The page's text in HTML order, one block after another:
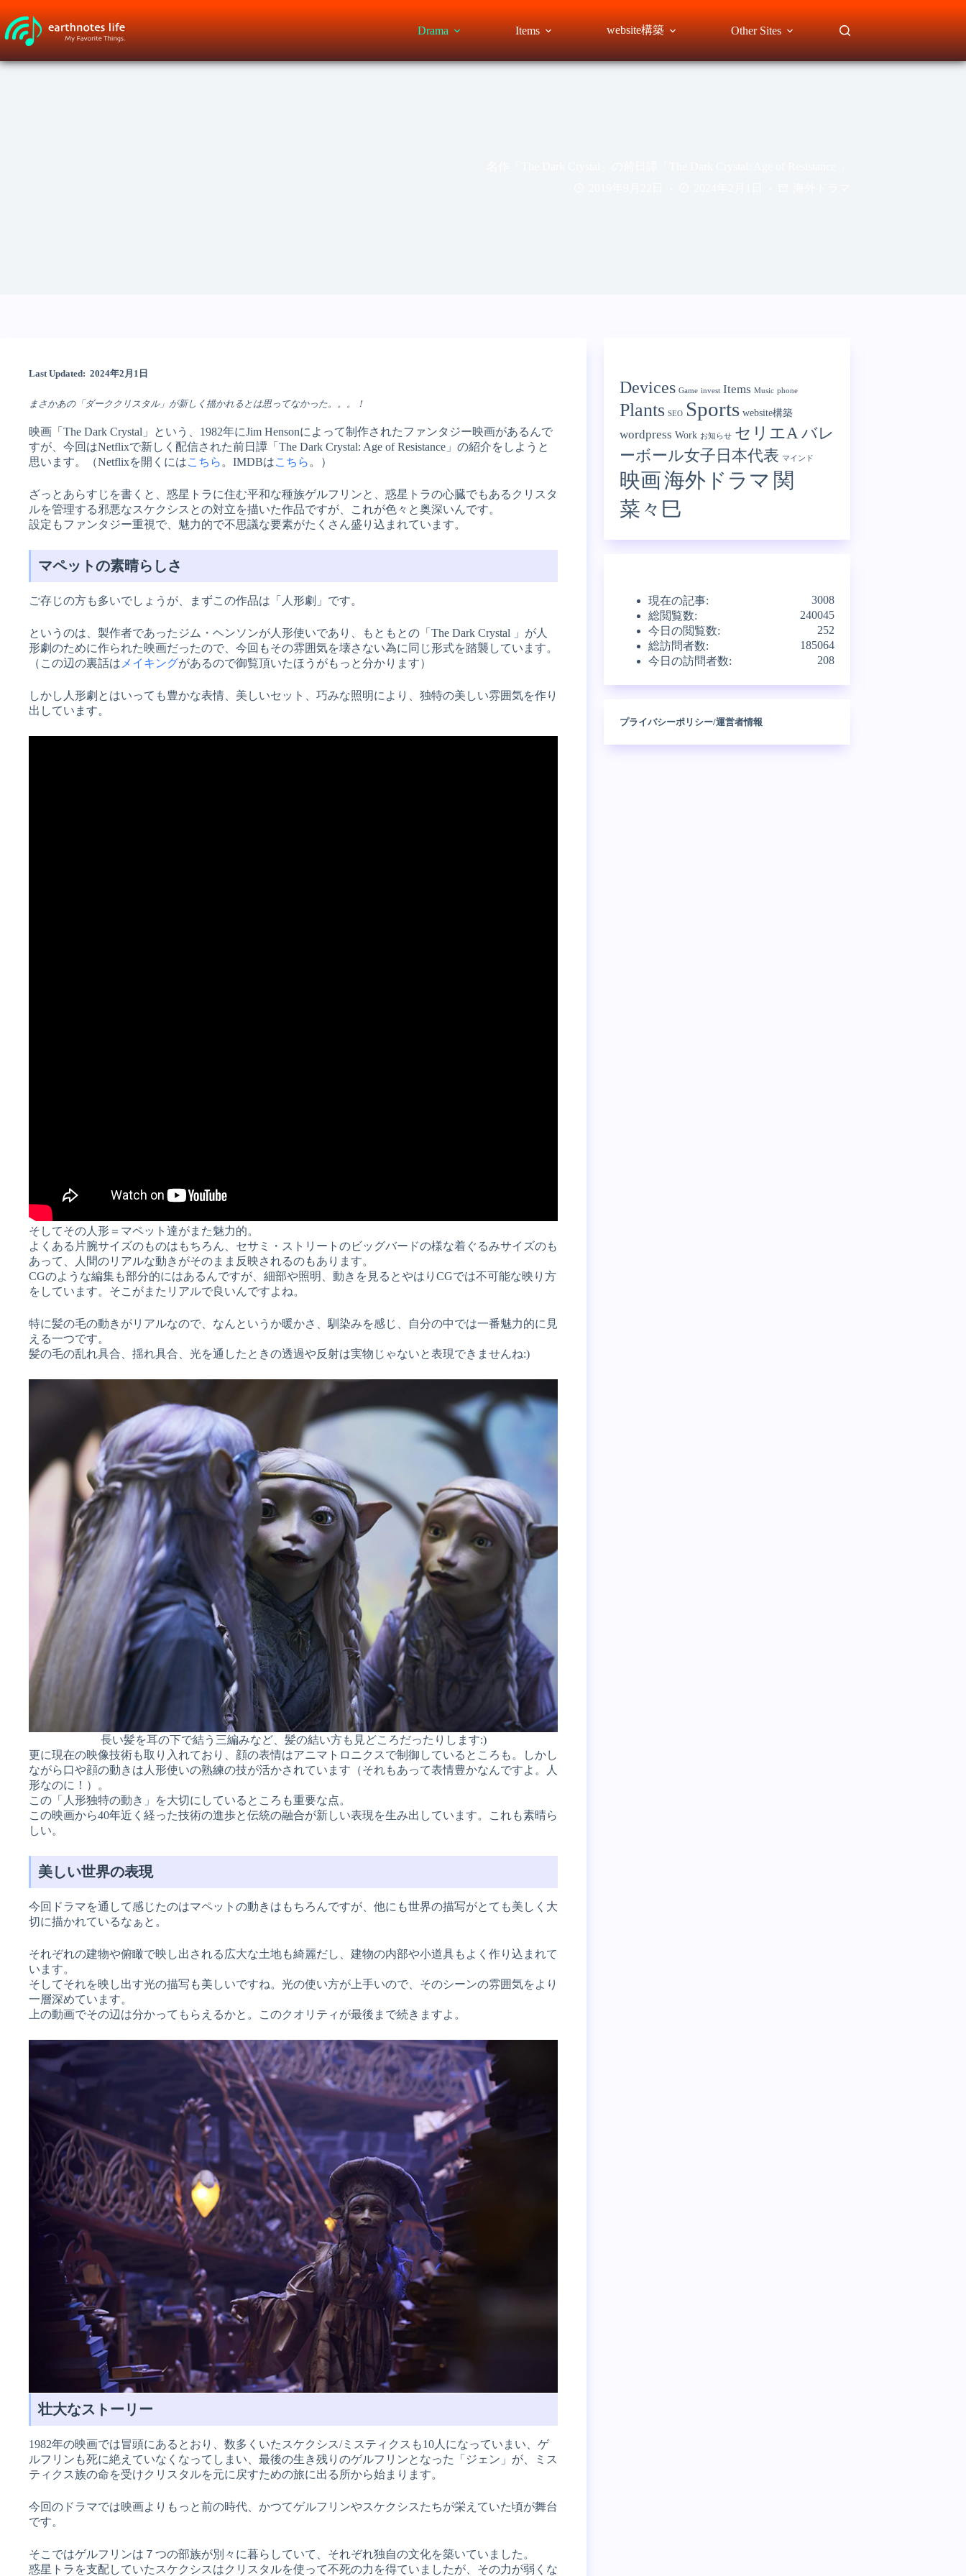
ン
テ
ツ
Drama Items website構築 Other Sites
Last Updated: 2024年2月1日
まさかあの「ダーククリスタル」が新しく描かれるとは思ってなかった。。。！
映画「The Dark Crystal」という、1982年にJim Hensonによって制作されたファンタジー映画があるんで
すが、今回はNetflixで新しく配信された前日譚「The Dark Crystal: Age of Resistance」の紹介をしようと
思います。（Netflixを開くにはこちら 。IMDBはこちら 。）
ざっとあらすじを書くと、惑星トラに住む平和な種族ゲルフリンと、惑星トラの心臓でもあるクリスタ
ルを管理する邪悪なスケクシスとの対立を描いた作品ですが、これが色々と奥深いんです。
設定もファンタジー重視で、魅力的で不思議な要素がたくさん盛り込まれています。
マペットの素晴らしさ
ご存じの方も多いでしょうが、まずこの作品は「人形劇」です。
というのは、製作者であったジム・ヘンソンが人形使いであり、もともとの「The Dark Crystal 」が人
形劇のために作られた映画だったので、今回もその雰囲気を壊さない為に同じ形式を踏襲しています。
（この辺の裏話は メイキングがあるので御覧頂いたほうがもっと分かります）
しかし人形劇とはいっても豊かな表情、美しいセット、巧みな照明により、独特の美しい雰囲気を作り
出しています。
そしてその人形＝マペット達がまた魅力的。
よくある片腕サイズのものはもちろん、セサミ・ストリートのビッグバードの様な着ぐるみサイズのも
あって、人間のリアルな動きがそのまま反映されるのもあります。
CGのような編集も部分的にはあるんですが、細部や照明、動きを見るとやはりCGでは不可能な映り方
をしています。そこがまたリアルで良いんですよね。
特に髪の毛の動きがリアルなので、なんというか暖かさ、馴染みを感じ、自分の中では一番魅力的に見
える一つです。
髪の毛の乱れ具合、揺れ具合、光を通したときの透過や反射は実物じゃないと表現できませんね:)
長い髪を耳の下で結う三編みなど、髪の結い方も見どころだったりします:)
更に現在の映像技術も取り入れており、顔の表情はアニマトロニクスで制御しているところも。しかし
ながら口や顔の動きは人形使いの熟練の技が活かされています（それもあって表情豊かなんですよ。人
形なのに！）。
この「人形独特の動き」を大切にしているところも重要な点。
この映画から40年近く経った技術の進歩と伝統の融合が新しい表現を生み出しています。これも素晴ら
しい。
美しい世界の表現
今回ドラマを通して感じたのはマペットの動きはもちろんですが、他にも世界の描写がとても美しく大
切に描かれているなぁと。
それぞれの建物や俯瞰で映し出される広大な土地も綺麗だし、建物の内部や小道具もよく作り込まれて
います。
そしてそれを映し出す光の描写も美しいですね。光の使い方が上手いので、そのシーンの雰囲気をより
一層深めています。
上の動画でその辺は分かってもらえるかと。このクオリティが最後まで続きますよ。
壮大なストーリー
1982年の映画では冒頭にあるとおり、数多くいたスケクシス/ミスティクスも10人になっていまい、ゲ
ルフリンも死に絶えていなくなってしまい、最後の生き残りのゲルフリンとなった「ジェン」が、ミス
ティクス族の命を受けクリスタルを元に戻すための旅に出る所から始まります。
今回のドラマでは映画よりもっと前の時代、かつてゲルフリンやスケクシスたちが栄えていた頃が舞台
です。
そこではゲルフリンは７つの部族が別々に暮らしていて、それぞれ独自の文化を築いていました。
惑星トラを支配していたスケクシスはクリスタルを使って不死の力を得ていましたが、その力が弱くな
Devices Game invest Items Music phone
Plants SEO Sports website構築
wordpress Work お知らせ セリエA バレ
ーボール女子日本代表 マインド
映画海外ドラマ 関
菜々巳
3008
現在の記事:
240045
総閲覧数:
252
今日の閲覧数:
185064
総訪問者数:
208
今日の訪問者数:
プライバシーポリシー/運営者情報